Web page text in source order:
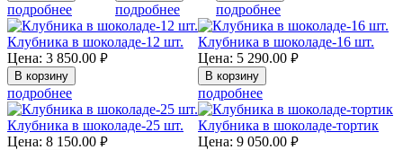
подробнее подробнее подробнее
Клубника в шоколаде-12 шт.
Цена: 3 850.00 руб.
подробнее
Клубника в шоколаде-16 шт.
Цена: 5 290.00 руб.
подробнее
Клубника в шоколаде-25 шт.
Цена: 8 150.00 руб.
Клубника в шоколаде-тортик
Цена: 9 050.00 руб.